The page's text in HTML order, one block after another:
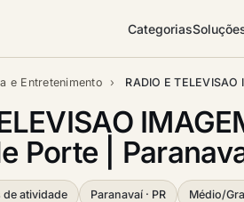
Categorias
e Entretenimento › RADIO E TELEVISAO
Porte |
de atividade Paranavaí · PR Médio/